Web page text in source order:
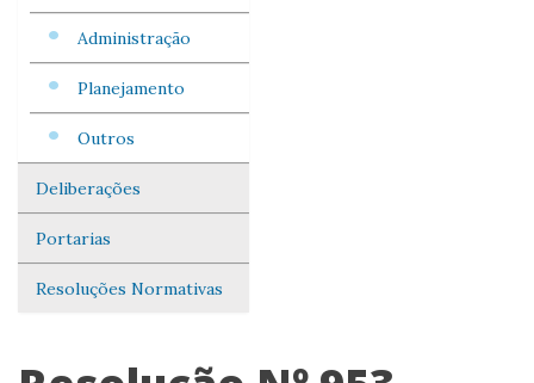
Administração
Planejamento
Outros
Deliberações
Portarias
Resoluções Normativas